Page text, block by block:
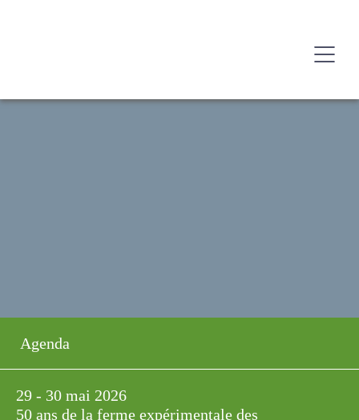
Agenda
29 - 30 mai 2026
50 ans de la ferme expérimentale des